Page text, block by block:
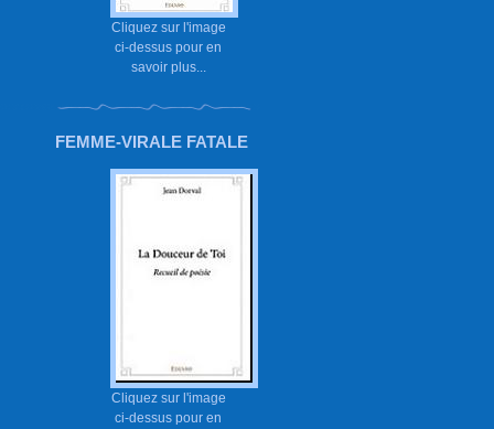
Cliquez sur l'image
ci-dessus pour en
savoir plus...
FEMME-VIRALE FATALE
Cliquez sur l'image
ci-dessus pour en